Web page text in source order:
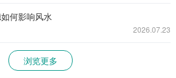
何影响风水
2026.07.23
浏览更多